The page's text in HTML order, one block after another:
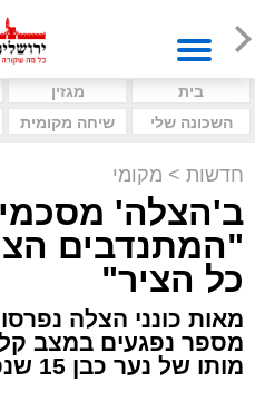
בית מגזין
השכונה שלי
שיחה מקומית
חדשות > מקומי
ב'הצלה'
"המתנדבים
כל הציר"
מאות כונני הצלה
מספר נפגעים במצב
מותו של נער כבן 15 שנפל מגובה